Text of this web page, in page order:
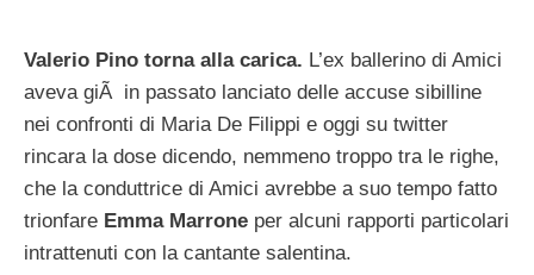
Valerio Pino torna alla carica. L’ex ballerino di Amici
aveva giÃ in passato lanciato delle accuse sibilline
nei confronti di Maria De Filippi e oggi su twitter
rincara la dose dicendo, nemmeno troppo tra le righe,
che la conduttrice di Amici avrebbe a suo tempo fatto
trionfare Emma Marrone per alcuni rapporti particolari
intrattenuti con la cantante salentina.